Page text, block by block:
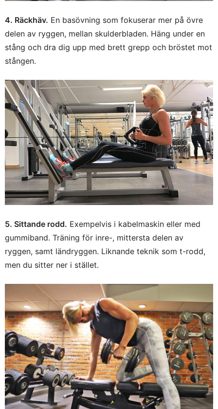
4. Räckhäv. En basövning som fokuserar mer på övre
delen av ryggen, mellan skulderbladen. Häng under en
stång och dra dig upp med brett grepp och bröstet mot
stången.
5. Sittande rodd. Exempelvis i kabelmaskin eller med
gummiband. Träning för inre-, mittersta delen av
ryggen, samt ländryggen. Liknande teknik som t-rodd,
men du sitter ner i stället.